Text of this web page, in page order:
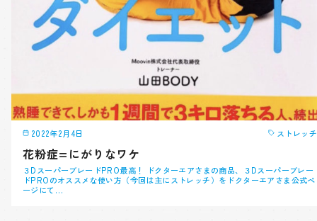
2022年2月4日 ストレッチ
花粉症=にがりなワケ
３DスーパーブレードPRO最高！ ドクターエアさまの商品、３Dスーパーブレー
ドPROのオススメな使い方（今回は主にストレッチ）をドクターエアさま公式ペ
ージにて…